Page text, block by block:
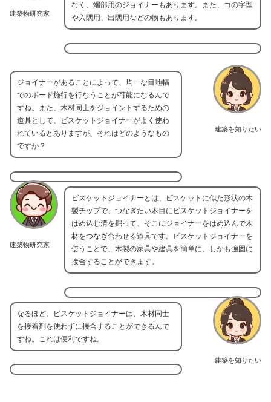
建築物研究家
なく、端部用のジョイナーもあります。また、コの字型
や入隅用、出隅用などの物もあります。
建築を知りたい
ジョイナーがあることによって、均一な目地幅
でのボード施行を行なうことが可能になるんで
すね。また、木材同士をジョイントするための
道具として、ビスケットジョイナーがよく使わ
れているとありますが、それはどのようなもの
ですか？
建築物研究家
ビスケットジョイナーとは、ビスケットに似た形状の木
製チップで、つなぎたい木目にビスケットジョイナーを
はめ込む溝を掘って、そこにジョイナーをはめ込んで木
材をつなぎ合わせる道具です。ビスケットジョイナーを
使うことで、木製の家具や建具を簡単に、しかも強固に
接合することができます。
建築を知りたい
なるほど、ビスケットジョイナーは、木材同士
を接着剤を使わずに接合することができるんで
すね。これは便利ですね。